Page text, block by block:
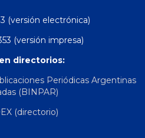
(versión electrónica)
(versión impresa)
directorios:
Periódicas Argentinas
(BINPAR)
(directorio)